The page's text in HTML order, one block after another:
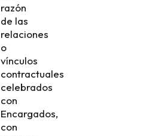
razón
de las
relaciones
o
vínculos
contractuales
celebrados
con
Encargados,
con